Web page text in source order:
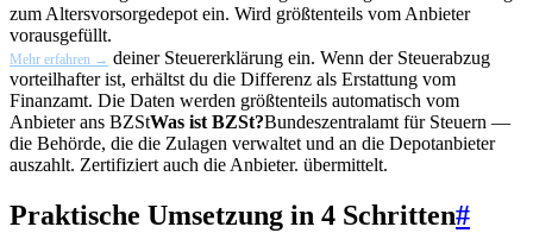
zum Altersvorsorgedepot ein. Wird größtenteils vom Anbieter
vorausgefüllt.
Mehr erfahren → deiner Steuererklärung ein. Wenn der Steuerabzug
vorteilhafter ist, erhältst du die Differenz als Erstattung vom
Finanzamt. Die Daten werden größtenteils automatisch vom
Anbieter ans BZStWas ist BZSt?Bundeszentralamt für Steuern —
die Behörde, die die Zulagen verwaltet und an die Depotanbieter
auszahlt. Zertifiziert auch die Anbieter. übermittelt.
Praktische Umsetzung in 4 Schritten#